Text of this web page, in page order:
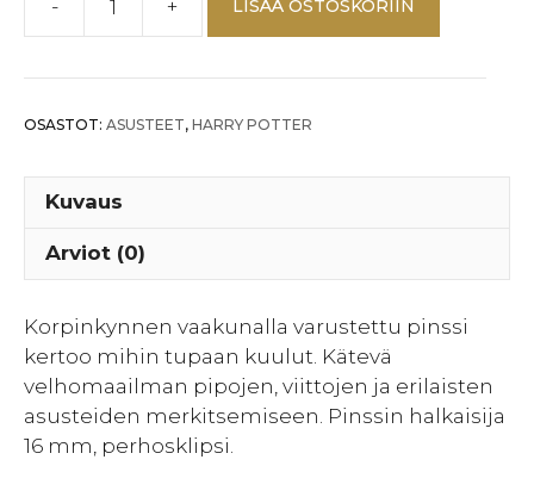
-
KORPINKYNSI
määrä
+ LISÄÄ OSTOSKORIIN
OSASTOT: ASUSTEET, HARRY POTTER
Kuvaus
Arviot (0)
Korpinkynnen vaakunalla varustettu pinssi
kertoo mihin tupaan kuulut. Kätevä
velhomaailman pipojen, viittojen ja erilaisten
asusteiden merkitsemiseen. Pinssin halkaisija
16 mm, perhosklipsi.